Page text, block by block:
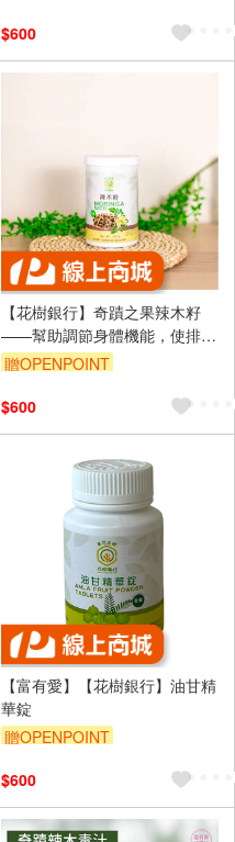
$600
【花樹銀行】奇蹟之果辣木籽
——幫助調節身體機能，使排便
順暢
贈OPENPOINT
$600
【富有愛】【花樹銀行】油甘精
華錠
贈OPENPOINT
$600